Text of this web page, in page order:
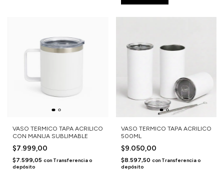
VASO TERMICO TAPA ACRILICO
CON MANIJA SUBLIMABLE
$7.999,00
$7.599,05 con Transferencia o
depósito
VASO TERMICO TAPA ACRILICO
500ML
$9.050,00
$8.597,50 con Transferencia o
depósito